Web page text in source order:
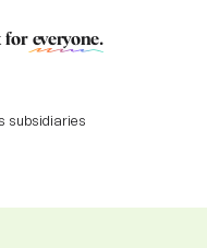
for everyone.
subsidiaries